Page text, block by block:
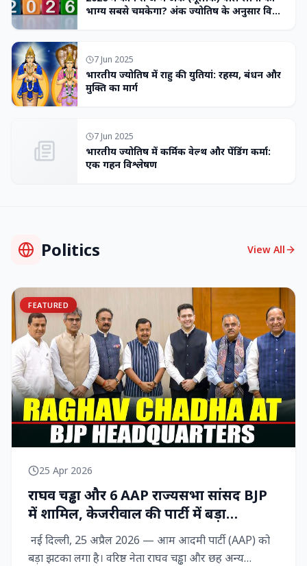
भाग्य सबसे चमकेगा? अंक ज्योतिष के अनुसार विशेष
7 Jun 2025
भारतीय ज्योतिष में राहु की युतियां: रहस्य, बंधन और
मुक्ति का मार्ग
7 Jun 2025
भारतीय ज्योतिष में कर्मिक वेल्थ और पेंडिंग कर्मा:
एक गहन विश्लेषण
Politics View All
FEATURED
25 Apr 2026
राघव चड्ढा और 6 AAP राज्‍यसभा सांसद BJP
में शामिल, केजरीवाल की पार्टी में बड़ा
राजनीतिक विद्रोह
नई दिल्ली, 25 अप्रैल 2026 — आम आदमी पार्टी (AAP) को
बड़ा झटका लगा है। वरिष्ठ नेता राघव चड्ढा और छह अन्य